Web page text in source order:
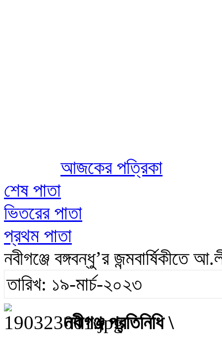
আজকের পত্রিকা
শেষ পাতা
ভিতরের পাতা
প্রথম পাতা
নবীগঞ্জে বঙ্গবন্ধু’র
তারিখ: ১৯-মার্চ-২০২৩
নবীগঞ্জ প্রতিনিধি \